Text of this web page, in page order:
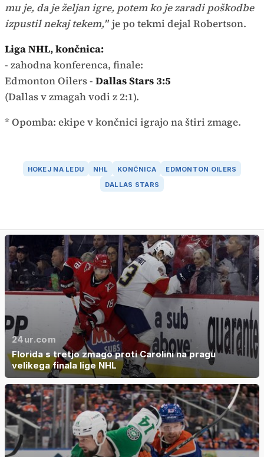
mu je, da je željan igre, potem ko je zaradi poškodbe
izpustil nekaj tekem," je po tekmi dejal Robertson.
Liga NHL, končnica:
- zahodna konferenca, finale:
Edmonton Oilers - Dallas Stars 3:5
(Dallas v zmagah vodi z 2:1).
* Opomba: ekipe v končnici igrajo na štiri zmage.
HOKEJ NA LEDU NHL KONČNICA
EDMONTON OILERS
DALLAS STARS
24ur.com
Florida s tretjo zmago proti Carolini na pragu
velikega finala lige NHL